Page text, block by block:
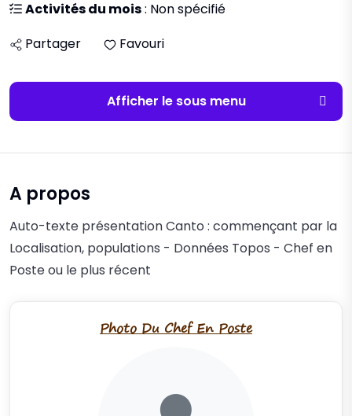
Activités du mois: Non spécifié
Partager
Favouri
Afficher le sous menu
A propos
Auto-texte présentation Canto : commençant par la
Localisation, populations - Données Topos - Chef en
Poste ou le plus récent
Photo Du Chef En Poste